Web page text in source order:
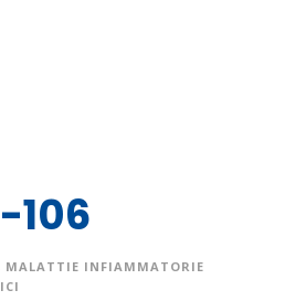
106
MALATTIE INFIAMMATORIE